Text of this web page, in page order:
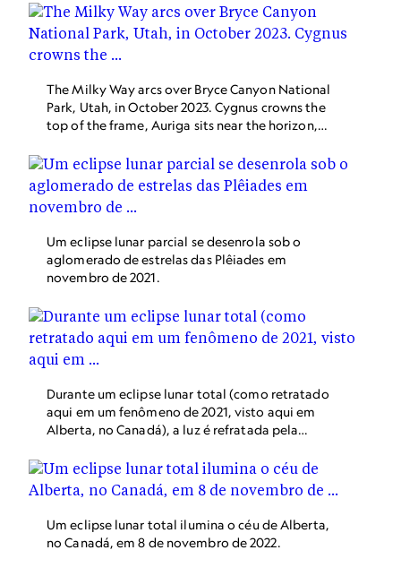
da anularidade.
The Milky Way arcs over Bryce Canyon National
Park, Utah, in October 2023. Cygnus crowns the
top of the frame, Auriga sits near the horizon,
below. The Andromeda Galaxy glows to the
right of Cassiopeia, while Jupiter rises low at far
Um eclipse lunar parcial se desenrola sob o
aglomerado de estrelas das Plêiades em
novembro de 2021.
Durante um eclipse lunar total (como retratado
aqui em um fenômeno de 2021, visto aqui em
Alberta, no Canadá), a luz é refratada pela
na superfície da Lua.
Um eclipse lunar total ilumina o céu de Alberta,
no Canadá, em 8 de novembro de 2022.